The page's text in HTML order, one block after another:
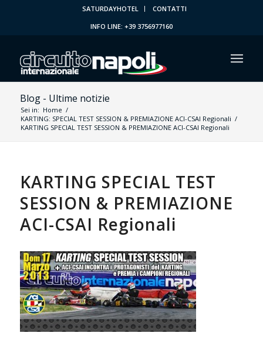
SATURDAYHOTEL
CONTATTI
INFO LINE: +39 3756977160
Blog - Ultime notizie
Sei in: Home /
KARTING: SPECIAL TEST SESSION & PREMIAZIONE ACI-CSAI Regionali /
KARTING SPECIAL TEST SESSION & PREMIAZIONE ACI-CSAI Regionali
KARTING SPECIAL TEST
SESSION & PREMIAZIONE
ACI-CSAI Regionali